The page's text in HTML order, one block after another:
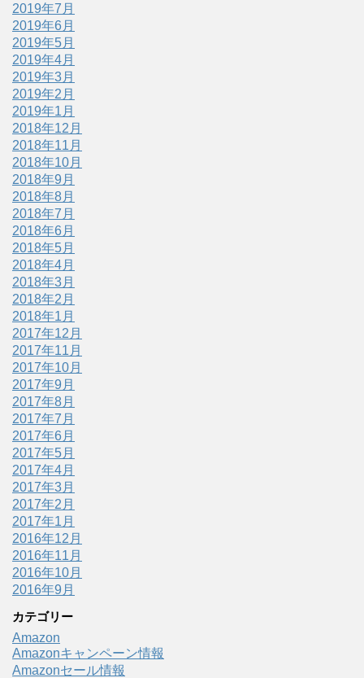
2019年7月
2019年6月
2019年5月
2019年4月
2019年3月
2019年2月
2019年1月
2018年12月
2018年11月
2018年10月
2018年9月
2018年8月
2018年7月
2018年6月
2018年5月
2018年4月
2018年3月
2018年2月
2018年1月
2017年12月
2017年11月
2017年10月
2017年9月
2017年8月
2017年7月
2017年6月
2017年5月
2017年4月
2017年3月
2017年2月
2017年1月
2016年12月
2016年11月
2016年10月
2016年9月
カテゴリー
Amazon
Amazonキャンペーン情報
Amazonセール情報